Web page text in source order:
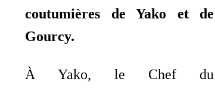
coutumières de Yako et de
Gourcy.
À Yako, le Chef du